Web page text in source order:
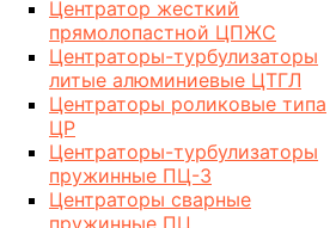
Центратор жесткий
прямолопастной ЦПЖС
Центраторы-турбулизаторы
литые алюминиевые ЦТГЛ
Центраторы роликовые типа
ЦР
Центраторы-турбулизаторы
пружинные ПЦ-3
Центраторы сварные
пружинные ПЦ